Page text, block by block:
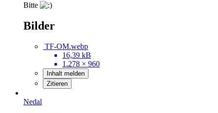
Bitte
Bilder
TF-OM.webp
16,39 kB
1.278 × 960
Inhalt melden
Zitieren
Nedal